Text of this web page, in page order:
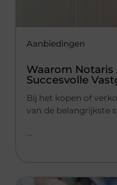
Aanbiedingen
Waarom
Succesvolle
Bij het kopen of
van de belangrijkste
...